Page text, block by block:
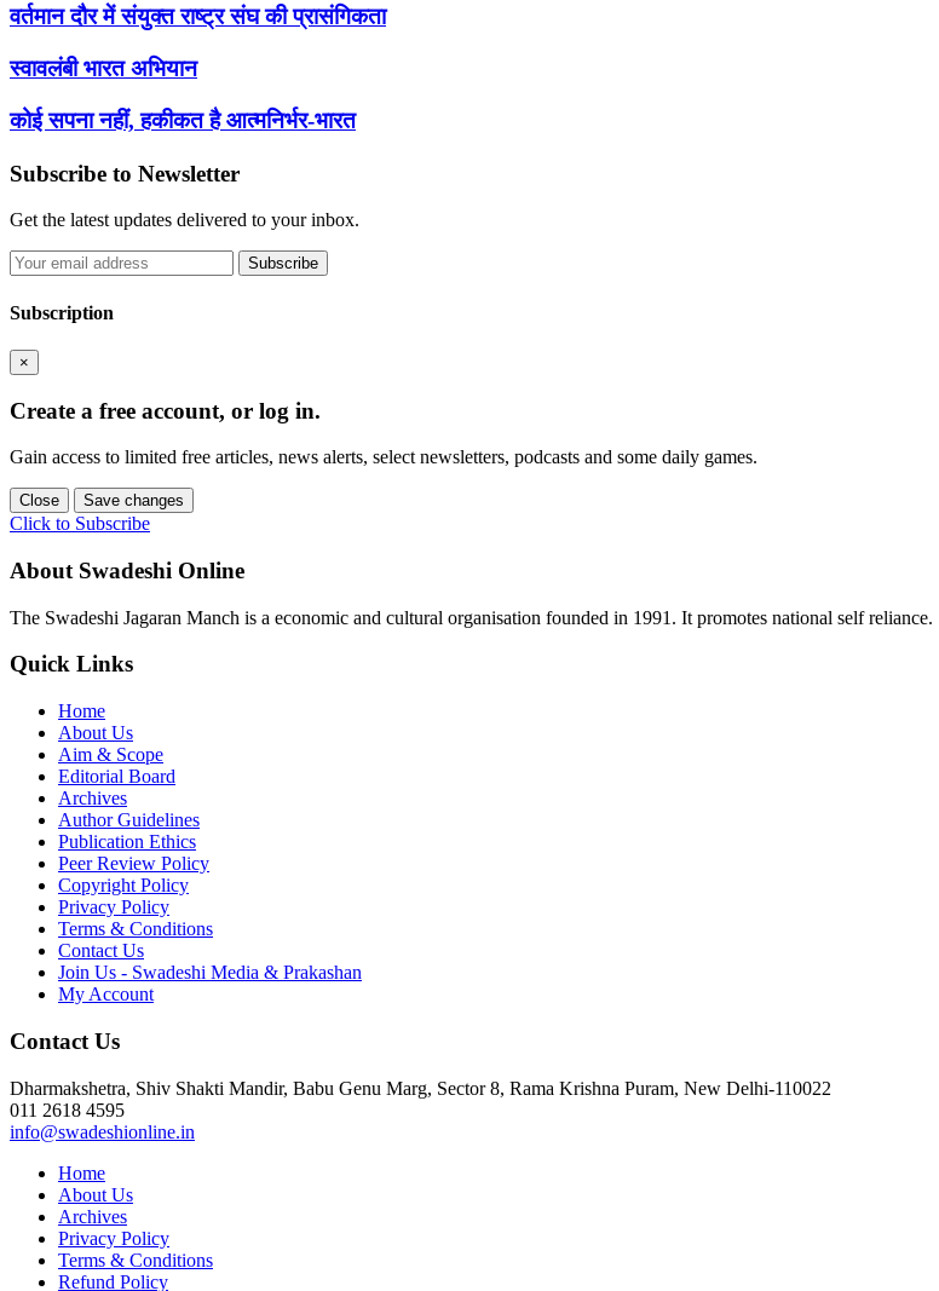
वर्तमान दौर में संयुक्त राष्ट्र संघ की प्रासंगिकता
स्वावलंबी भारत अभियान
कोई सपना नहीं, हकीकत है आत्मनिर्भर-भारत
Subscribe to Newsletter
Get the latest updates delivered to your inbox.
Subscribe
Subscription
×
Create a free account, or log in.
Gain access to limited free articles, news alerts, select newsletters, podcasts and some daily games.
Close Save changes
Click to Subscribe
About Swadeshi Online
The Swadeshi Jagaran Manch is a economic and cultural organisation founded in 1991. It promotes national self reliance.
Quick Links
Home
About Us
Aim & Scope
Editorial Board
Archives
Author Guidelines
Publication Ethics
Peer Review Policy
Copyright Policy
Privacy Policy
Terms & Conditions
Contact Us
Join Us - Swadeshi Media & Prakashan
My Account
Contact Us
Dharmakshetra, Shiv Shakti Mandir, Babu Genu Marg, Sector 8, Rama Krishna Puram, New Delhi-110022
011 2618 4595
info@swadeshionline.in
Home
About Us
Archives
Privacy Policy
Terms & Conditions
Refund Policy